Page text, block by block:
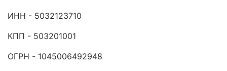
ИНН - 5032123710
КПП - 503201001
ОГРН - 1045006492948